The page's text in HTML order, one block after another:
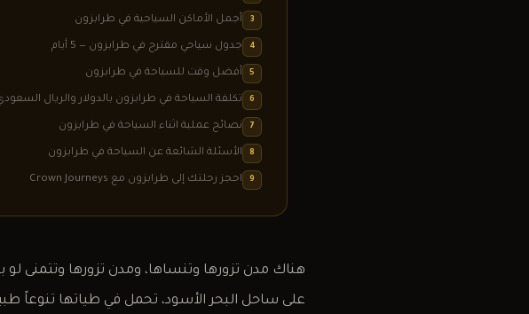
3 أجمل الأماكن السياحية في طرابزون
4 جدول سياحي مقترح في طرابزون — 5 أيام
5 أفضل وقت للسياحة في طرابزون
6 تكلفة السياحة في طرابزون بالدولار والريال
7 نصائح عملية اثناء السياحة في طرابزون
8 الأسئلة الشائعة عن السياحة في طرابزون
9 احجز رحلتك إلى طرابزون مع Crown Journeys
هناك مدن تزورها وتنساها، ومدن تزورها وتتمنى لو
على ساحل البحر الأسود، تحمل في طياتها تنوعاً